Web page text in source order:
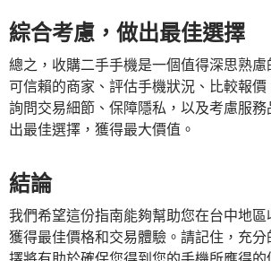
綜合考慮，做出最佳選擇
總之，收購二手手機是一個值得深思熟
可信賴的商家、評估手機狀況、比較報價
詢問交易細節、保障隱私，以及考慮服
出最佳選擇，獲得最大價值。
結論
我們希望這份指南能夠幫助您在台中地區
獲得最佳價格和交易體驗。請記住，充
擇將有助於確保您得到您的手機所應得的